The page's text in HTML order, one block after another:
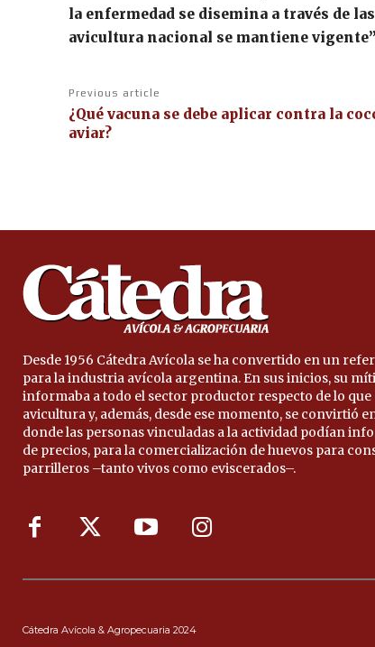
la enfermedad se disemina a través de
avicultura nacional se mantiene
Previous article
¿Qué vacuna se debe aplicar contra la
aviar?
Desde 1956 Cátedra Avícola se ha convertido en un
para la industria avícola argentina. En sus inicios, su
informaba a todo el sector productor respecto de lo
avicultura y, además, desde ese momento, se convirtió
donde las personas vinculadas a la actividad podían
de precios, para la comercialización de huevos para
parrilleros –tanto vivos como eviscerados–.
Cátedra Avícola & Agropecuaria 2024